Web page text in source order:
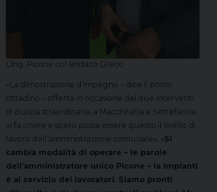
L’ing. Picone col sindaco Greco
«La dimostrazione d’impegno – dice il primo
cittadino – offerta in occasione dei due interventi
di pulizia straordinaria, a Macchitella e Settefarine,
vi fa onore e spero possa essere questo il livello di
lavoro dell’amministrazione comunale». «Si
cambia modalità di operare – le parole
dell’amministratore unico Picone – la Impianti
è al servizio dei lavoratori. Siamo pronti